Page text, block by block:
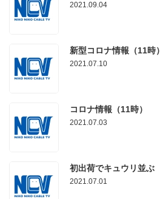
2021.09.04
新型コロナ情報（11時）
2021.07.10
コロナ情報（11時）
2021.07.03
初出荷でキュウリ並ぶ
2021.07.01